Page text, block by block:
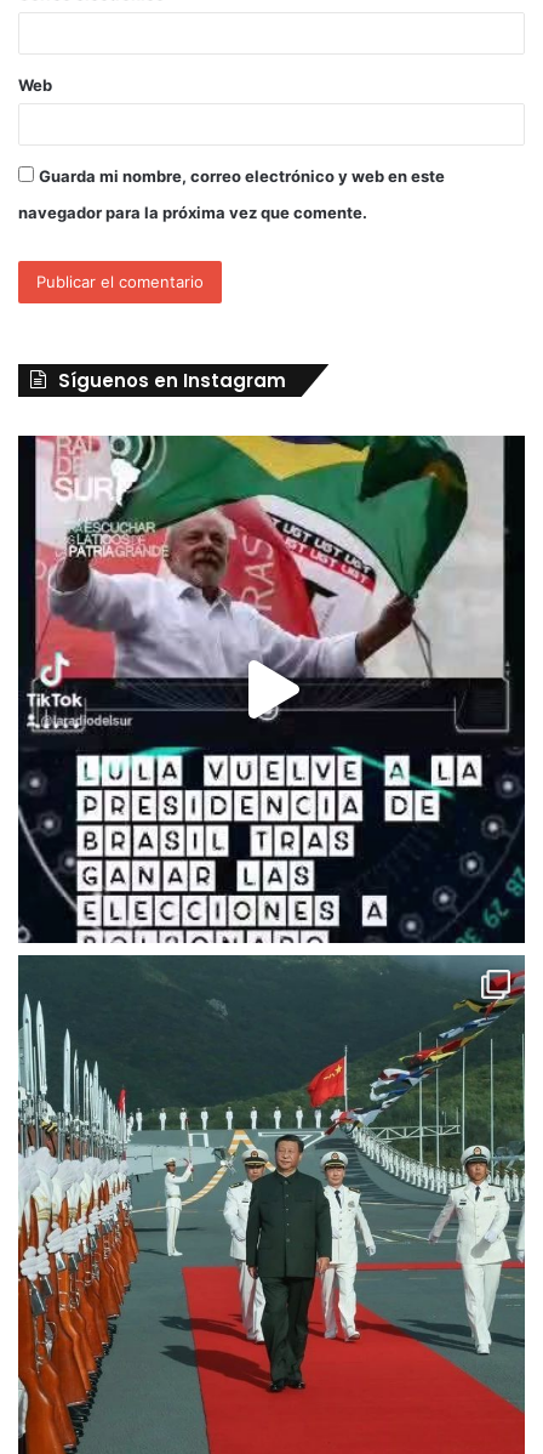
Web
Guarda mi nombre, correo electrónico y web en este
navegador para la próxima vez que comente.
Síguenos en Instagram